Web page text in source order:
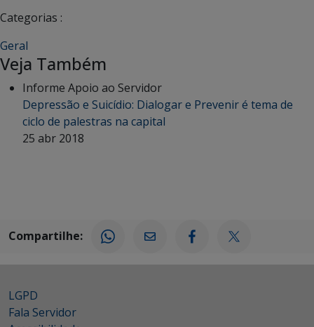
Categorias :
Geral
Veja Também
Informe Apoio ao Servidor
Depressão e Suicídio: Dialogar e Prevenir é tema de
ciclo de palestras na capital
25 abr 2018
Compartilhe:
LGPD
Fala Servidor